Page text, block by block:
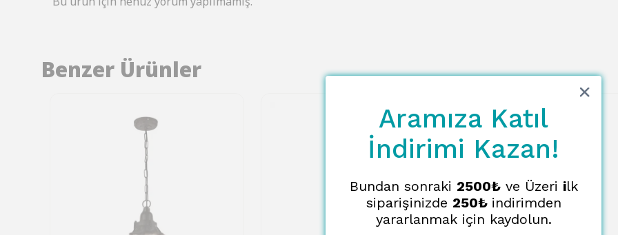
Benzer Ürünler
Aramıza Katıl
İndirimi Kazan!
Bundan sonraki 2500₺ve Üzeri ilk
siparişinizde 250₺ indirimden
yararlanmak için kaydolun.